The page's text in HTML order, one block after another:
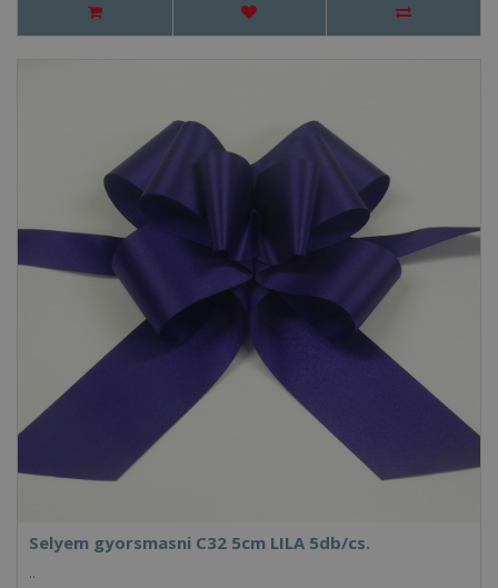
Selyem gyorsmasni C32 5cm LILA 5db/cs.
..